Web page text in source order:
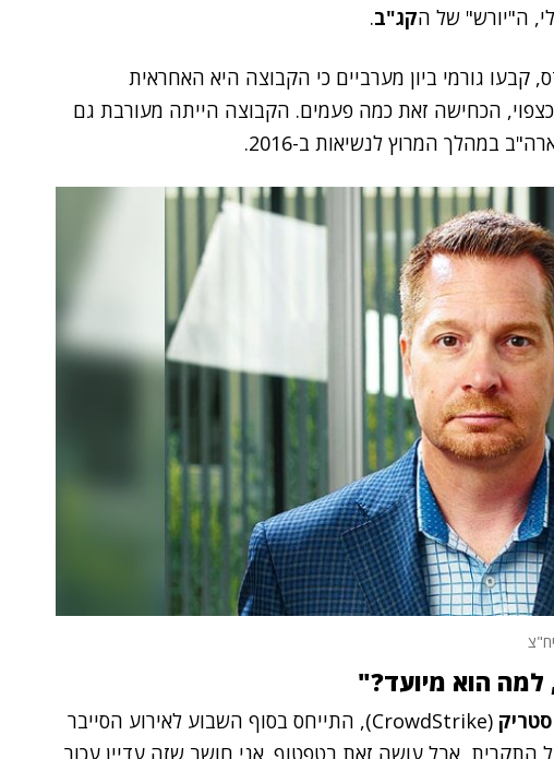
ה"יורש" של הקג"ב.
קבעו גורמי ביון מערביים כי הקבוצה היא האחראית
הכחישה זאת כמה פעמים. הקבוצה הייתה מעורבת גם
במהלך המרוץ לנשיאות ב-2016.
הוא מיועד?"
(CrowdStrike), התייחס בסוף השבוע לאירוע הסייבר
התקרית, אבל עושה זאת בטפטוף. אני חושב שזה עדיין עכור,